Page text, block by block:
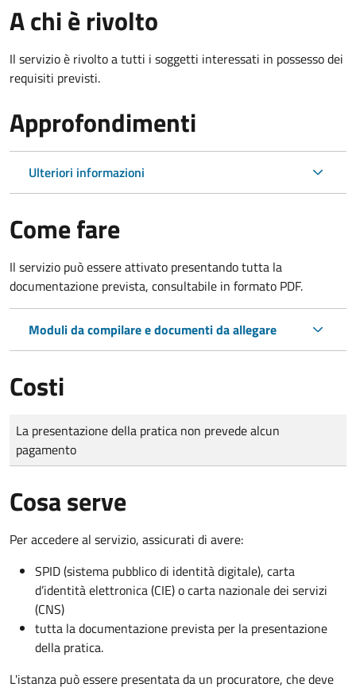
A chi è rivolto
Il servizio è rivolto a tutti i soggetti interessati in possesso dei
requisiti previsti.
Approfondimenti
Ulteriori informazioni
Come fare
Il servizio può essere attivato presentando tutta la
documentazione prevista, consultabile in formato PDF.
Moduli da compilare e documenti da allegare
Costi
Tipo di pagamento
Importo
La presentazione della pratica non prevede alcun
pagamento
Cosa serve
Per accedere al servizio, assicurati di avere:
SPID (sistema pubblico di identità digitale), carta
d’identità elettronica (CIE) o carta nazionale dei servizi
(CNS)
tutta la documentazione prevista per la presentazione
della pratica.
L'istanza può essere presentata da un procuratore, che deve